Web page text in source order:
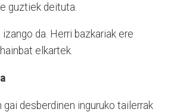
guztiek deituta.
da. Herri bazkariak ere
elkartek.
gai desberdinen inguruko tailerrak